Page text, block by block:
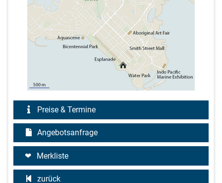
Preise & Termine
Angebotsanfrage
Merkliste
zurück